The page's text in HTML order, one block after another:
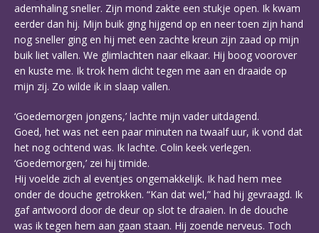
ademhaling sneller. Zijn mond zakte een stukje open. Ik kwam
eerder dan hij. Mijn buik ging hijgend op en neer toen zijn hand
nog sneller ging en hij met een zachte kreun zijn zaad op mijn
buik liet vallen. We glimlachten naar elkaar. Hij boog voorover
en kuste me. Ik trok hem dicht tegen me aan en draaide op
mijn zij. Zo wilde ik in slaap vallen.
‘Goedemorgen jongens,’ lachte mijn vader uitdagend.
Goed, het was net een paar minuten na twaalf uur, ik vond dat
het nog ochtend was. Ik lachte. Colin keek verlegen.
‘Goedemorgen,’ zei hij timide.
Hij voelde zich al eventjes ongemakkelijk. Ik had hem mee
onder de douche getrokken. “Kan dat wel,” had hij gevraagd. Ik
gaf antwoord door de deur op slot te draaien. In de douche
was ik tegen hem aan gaan staan. Hij zoende nerveus. Toch